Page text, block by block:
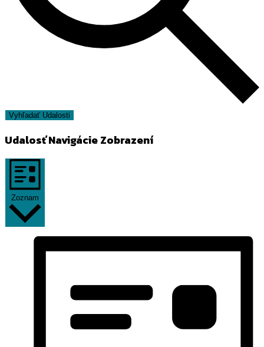
Vyhľadať Udalosti
Udalosť Navigácie Zobrazení
Zoznam